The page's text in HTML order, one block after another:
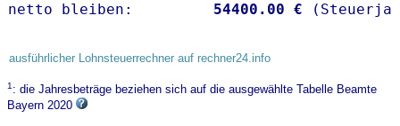
netto bleiben: 54400.00 €
ausführlicher Lohnsteuerrechner auf rechner24.info
1: die Jahresbeträge beziehen sich auf die ausgewählte Tabelle Beamte
Bayern 2020